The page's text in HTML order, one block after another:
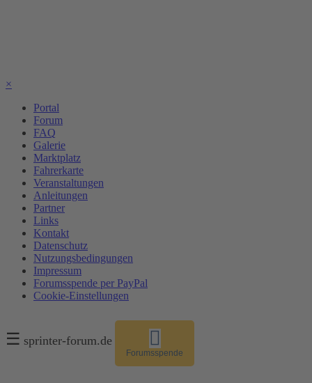
×
Portal
Forum
FAQ
Galerie
Marktplatz
Fahrerkarte
Veranstaltungen
Anleitungen
Partner
Links
Kontakt
Datenschutz
Nutzungsbedingungen
Impressum
Forumsspende per PayPal
Cookie-Einstellungen
☰ sprinter-forum.de
Forumsspende